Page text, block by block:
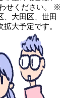
せください。 ※
、大田区、世田
大予定です。